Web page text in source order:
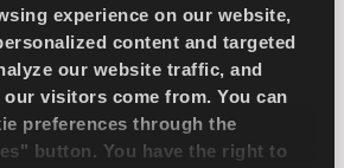
experience on our website,
content and targeted
our website traffic, and
visitors come from. You can
preferences through the
button. You have the right to
C